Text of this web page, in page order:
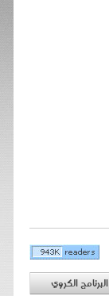
البرنامج الكروي